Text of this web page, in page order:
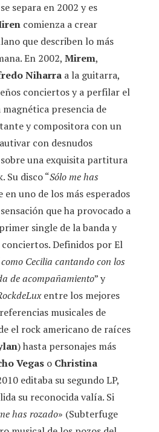
separa en 2002 y es
comienza a crear
que describen lo más
En 2002, Mirem,
Niharra a la guitarra,
conciertos y a perfilar el
magnética presencia de
y compositora con un
con desnudos
una exquisita partitura
Su disco “Sólo me has
en uno de los más esperados
que ha provocado a
single de la banda y
Definidos por El
Cecilia cantando con los
de acompañamiento” y
entre los mejores
musicales de
el rock americano de raíces
) hasta personajes más
Vegas o Christina
editaba su segundo LP,
su reconocida valía. Si
has rozado» (Subterfuge